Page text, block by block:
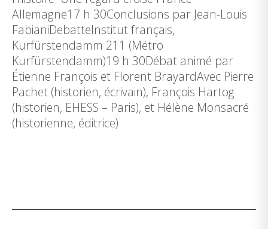
Allemagne17 h 30Conclusions par Jean-Louis
FabianiDebatteInstitut français,
Kurfürstendamm 211 (Métro
Kurfürstendamm)19 h 30Débat animé par
Étienne François et Florent BrayardAvec Pierre
Pachet (historien, écrivain), François Hartog
(historien, EHESS – Paris), et Hélène Monsacré
(historienne, éditrice)